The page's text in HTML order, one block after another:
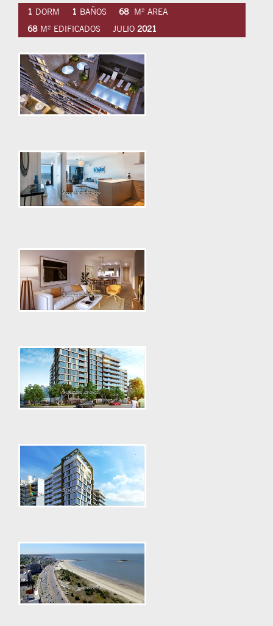
1 DORM 1 BAÑOS 68
M² AREA
68 M² EDIFICADOS JULIO 2021